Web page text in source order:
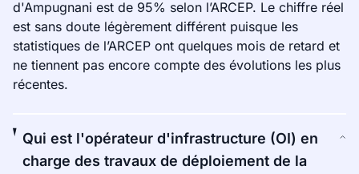
d'Ampugnani est de 95% selon l’ARCEP. Le chiffre réel
est sans doute légèrement différent puisque les
statistiques de l’ARCEP ont quelques mois de retard et
ne tiennent pas encore compte des évolutions les plus
récentes.
Qui est l'opérateur d'infrastructure (OI) en
charge des travaux de déploiement de la